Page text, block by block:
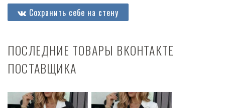
Сохранить себе на стену
ПОСЛЕДНИЕ ТОВАРЫ ВКОНТАКТЕ
ПОСТАВЩИКА